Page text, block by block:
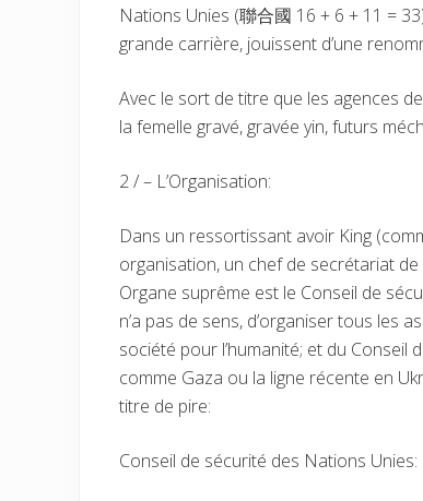
Nations Unies (聯合國 16 + 6 + 11 =
grande carrière, jouissent d’une
Avec le sort de titre que les agences
la femelle gravé, gravée yin, futurs
2 / – L’Organisation:
Dans un ressortissant avoir King
organisation, un chef de secrétariat de
Organe suprême est le Conseil de
n’a pas de sens, d’organiser tous les
société pour l’humanité; et du
comme Gaza ou la ligne récente en
titre de pire:
Conseil de sécurité des Nations